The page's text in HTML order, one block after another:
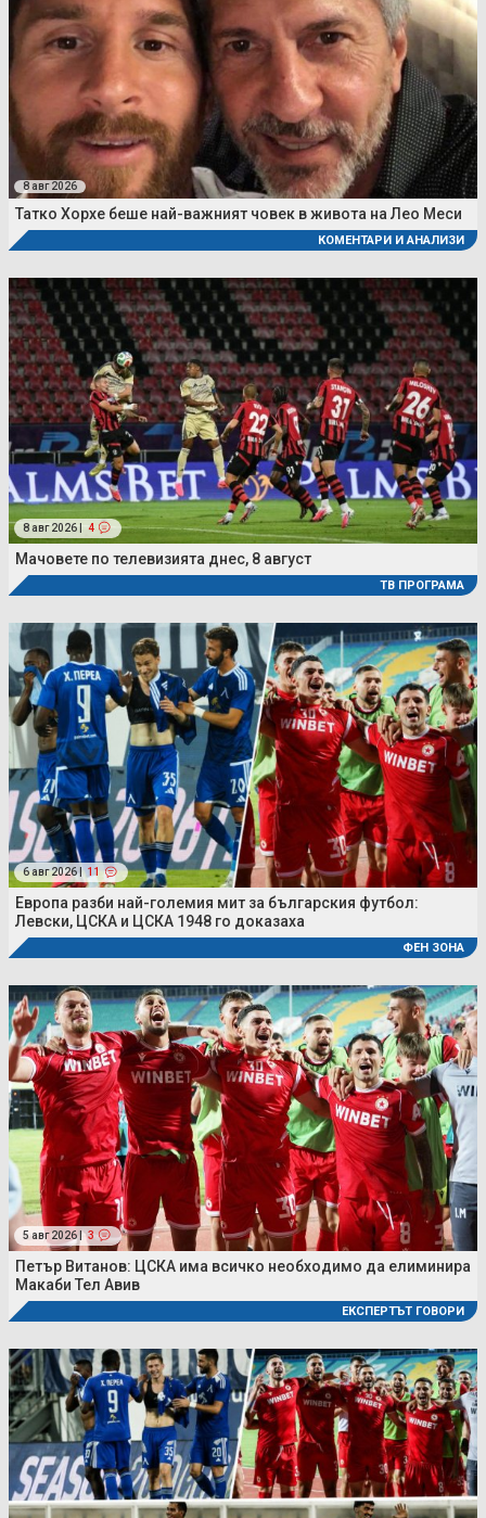
8 авг 2026
Татко Хорхе беше най-важният човек в живота на Лео Меси
КОМЕНТАРИ И АНАЛИЗИ
8 авг 2026 | 4
Мачовете по телевизията днес, 8 август
ТВ ПРОГРАМА
6 авг 2026 | 11
Европа разби най-големия мит за българския футбол:
Левски, ЦСКА и ЦСКА 1948 го доказаха
ФЕН ЗОНА
5 авг 2026 | 3
Петър Витанов: ЦСКА има всичко необходимо да елиминира
Макаби Тел Авив
ЕКСПЕРТЪТ ГОВОРИ